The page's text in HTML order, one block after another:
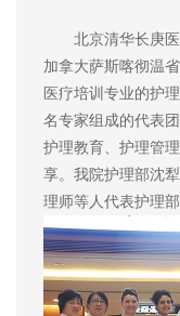
北京清华长庚医
加拿大萨斯喀彻温
医疗培训专业的护
名专家组成的代表
护理教育、护理管
享。我院护理部沈
理师等人代表护理